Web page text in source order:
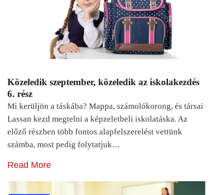
Közeledik szeptember, közeledik az iskolakezdés
6. rész
Mi kerüljön a táskába? Mappa, számolókorong, és társai
Lassan kezd megtelni a képzeletbeli iskolatáska. Az
előző részben több fontos alapfelszerelést vettünk
számba, most pedig folytatjuk…
Read More